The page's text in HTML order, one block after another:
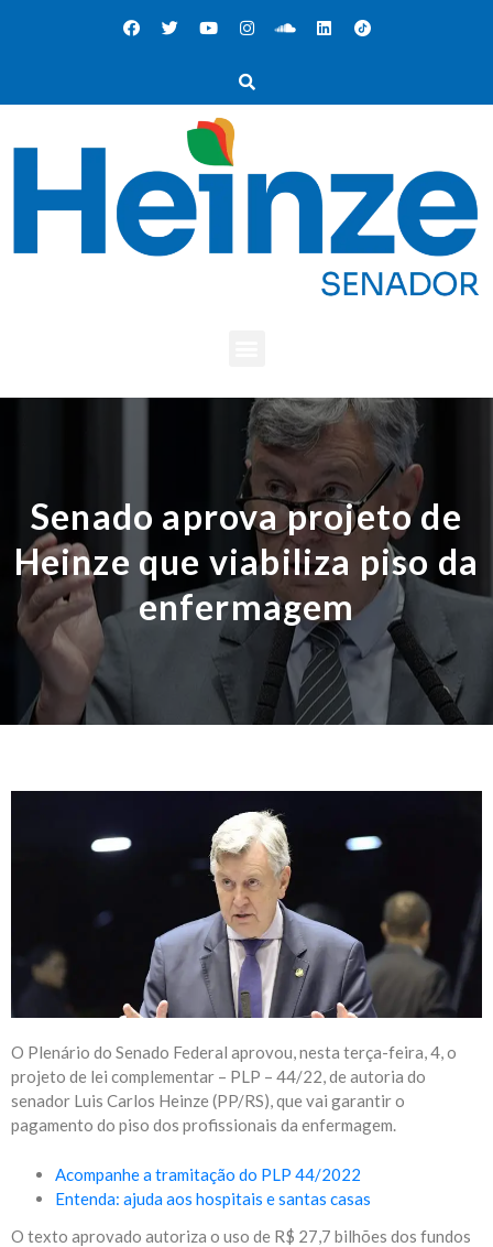
Senado aprova projeto de
Heinze que viabiliza piso da
enfermagem
O Plenário do Senado Federal aprovou, nesta terça-feira, 4, o
projeto de lei complementar – PLP – 44/22, de autoria do
senador Luis Carlos Heinze (PP/RS), que vai garantir o
pagamento do piso dos profissionais da enfermagem.
Acompanhe a tramitação do PLP 44/2022
Entenda: ajuda aos hospitais e santas casas
O texto aprovado autoriza o uso de R$ 27,7 bilhões dos fundos